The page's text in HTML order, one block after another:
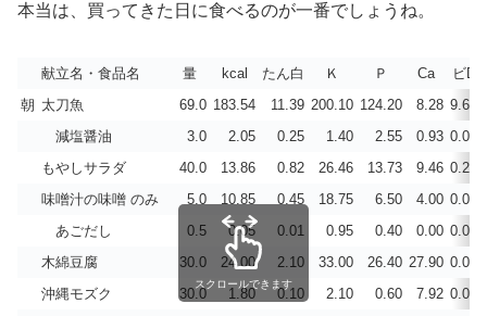
本当は、買ってきた日に食べるのが一番でしょうね。
献立名・食品名 量 kcal たん白 Ｋ Ｐ Ca
ビD
朝 太刀魚 69.0 183.54 11.39 200.10 124.20 8.28 9.66
減塩醤油
3.0 2.05 0.25 1.40 2.55 0.93 0.00
もやしサラダ
40.0 13.86 0.82 26.46 13.73 9.46 0.21
味噌汁の味噌 のみ
5.0 10.85 0.45 18.75 6.50 4.00 0.00
あごだし
0.5 0.05 0.01 0.95 0.40 0.00 0.00
木綿豆腐
30.0 24.00 2.10 33.00 26.40 27.90 0.00
沖縄モズク
30.0 1.80 0.10 2.10 0.60 7.92 0.00
スクロールできます